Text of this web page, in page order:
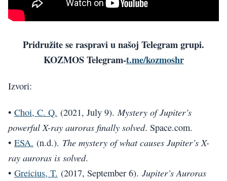
Pridružite se raspravi u našoj Telegram grupi.
KOZMOS Telegram-t.me/kozmoshr
Izvori:
• Choi, C. Q. (2021, July 9).Mystery of Jupiter’s
powerful X-ray auroras finally solved. Space.com.
• ESA. (n.d.). The mystery of what causes Jupiter’s X-
ray auroras is solved.
• Greicius, T. (2017, September 6). Jupiter’s Auroras